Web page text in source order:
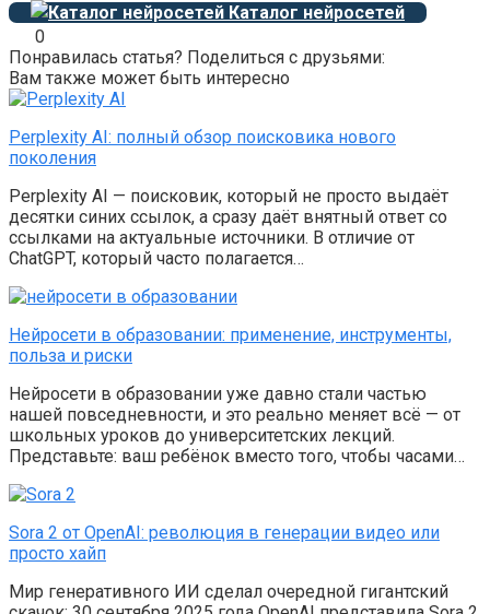
Каталог нейросетей
0
Понравилась статья? Поделиться с друзьями:
Вам также может быть интересно
Perplexity AI: полный обзор поисковика нового
поколения
Perplexity AI — поисковик, который не просто выдаёт
десятки синих ссылок, а сразу даёт внятный ответ со
ссылками на актуальные источники. В отличие от
ChatGPT, который часто полагается…
Нейросети в образовании: применение, инструменты,
польза и риски
Нейросети в образовании уже давно стали частью
нашей повседневности, и это реально меняет всё — от
школьных уроков до университетских лекций.
Представьте: ваш ребёнок вместо того, чтобы часами…
Sora 2 от OpenAI: революция в генерации видео или
просто хайп
Мир генеративного ИИ сделал очередной гигантский